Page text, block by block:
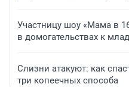
Участницу шоу «Мама в
в домогательствах к
Слизни атакуют: как
три копеечных способа